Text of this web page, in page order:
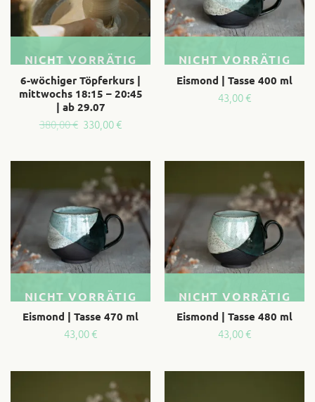
NICHT VORRÄTIG
6-wöchiger Töpferkurs |
mittwochs 18:15 – 20:45
| ab 29.07
380,00€ Ursprünglicher
Preis
330,00€Aktueller
Preis
NICHT VORRÄTIG
Eismond | Tasse 400 ml
43,00€
NICHT VORRÄTIG
Eismond | Tasse 470 ml
43,00€
NICHT VORRÄTIG
Eismond | Tasse 480 ml
43,00€